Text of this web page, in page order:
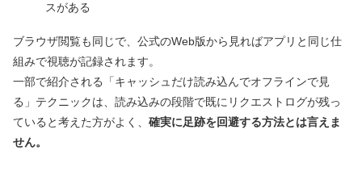
スがある
ブラウザ閲覧も同じで、公式のWeb版から見ればアプリと同じ仕
組みで視聴が記録されます。
一部で紹介される「キャッシュだけ読み込んでオフラインで見
る」テクニックは、読み込みの段階で既にリクエストログが残っ
ていると考えた方がよく、 確実に足跡を回避する方法とは言えま
せん。